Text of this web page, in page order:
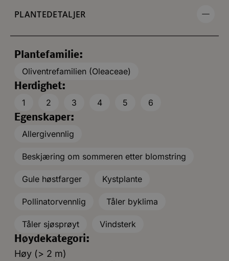
PLANTEDETALJER
Plantefamilie:
Oliventrefamilien (Oleaceae)
Herdighet:
1
2 3 4 5
6
Egenskaper:
Allergivennlig
Beskjæring om sommeren etter blomstring
Gule høstfarger Kystplante
Pollinatorvennlig Tåler byklima
Tåler sjøsprøyt
Vindsterk
Høydekategori:
Høy (> 2 m)